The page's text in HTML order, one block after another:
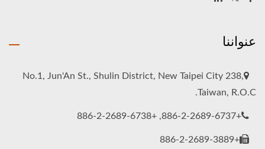
عنواننا
No.1, Jun'An St., Shulin District, New Taipei City 238,
Taiwan, R.O.C.
+886-2-2689-6737, +886-2-2689-6738
+886-2-2689-3889